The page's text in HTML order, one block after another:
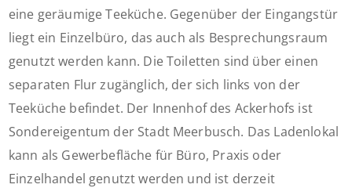
eine geräumige Teeküche. Gegenüber der Eingangstür
liegt ein Einzelbüro, das auch als Besprechungsraum
genutzt werden kann. Die Toiletten sind über einen
separaten Flur zugänglich, der sich links von der
Teeküche befindet. Der Innenhof des Ackerhofs ist
Sondereigentum der Stadt Meerbusch. Das Ladenlokal
kann als Gewerbefläche für Büro, Praxis oder
Einzelhandel genutzt werden und ist derzeit